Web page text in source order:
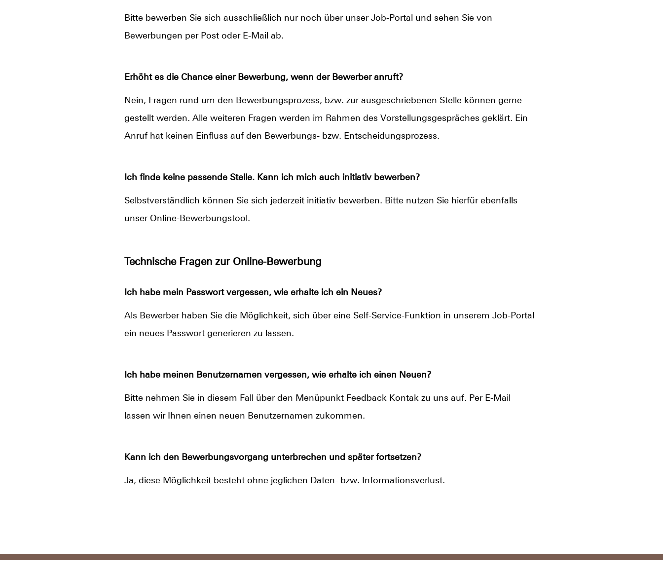
Bitte bewerben Sie sich ausschließlich nur noch über unser Job-Portal und sehen Sie von
Bewerbungen per Post oder E-Mail ab.
Erhöht es die Chance einer Bewerbung, wenn der Bewerber anruft?
Nein, Fragen rund um den Bewerbungsprozess, bzw. zur ausgeschriebenen Stelle können gerne
gestellt werden. Alle weiteren Fragen werden im Rahmen des Vorstellungsgespräches geklärt. Ein
Anruf hat keinen Einfluss auf den Bewerbungs- bzw. Entscheidungsprozess.
Ich finde keine passende Stelle. Kann ich mich auch initiativ bewerben?
Selbstverständlich können Sie sich jederzeit initiativ bewerben. Bitte nutzen Sie hierfür ebenfalls
unser Online-Bewerbungstool.
Technische Fragen zur Online-Bewerbung
Ich habe mein Passwort vergessen, wie erhalte ich ein Neues?
Als Bewerber haben Sie die Möglichkeit, sich über eine Self-Service-Funktion in unserem Job-Portal
ein neues Passwort generieren zu lassen.
Ich habe meinen Benutzernamen vergessen, wie erhalte ich einen Neuen?
Bitte nehmen Sie in diesem Fall über den Menüpunkt Feedback Kontak zu uns auf. Per E-Mail
lassen wir Ihnen einen neuen Benutzernamen zukommen.
Kann ich den Bewerbungsvorgang unterbrechen und später fortsetzen?
Ja, diese Möglichkeit besteht ohne jeglichen Daten- bzw. Informationsverlust.